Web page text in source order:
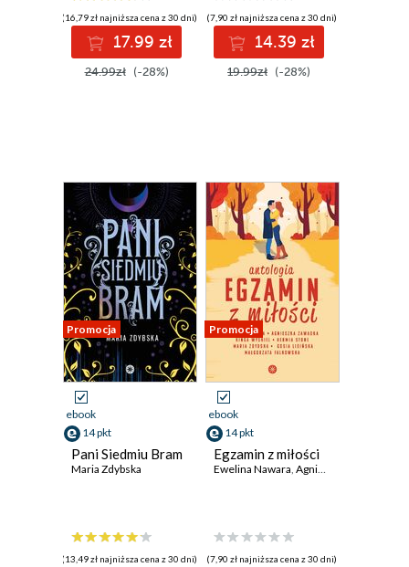
(16,79 zł najniższa cena z 30 dni)
17.99 zł
24.99zł (-28%)
(7,90 zł najniższa cena z 30 dni)
14.39 zł
19.99zł (-28%)
Promocja
ebook
14 pkt
Pani Siedmiu Bram
Maria Zdybska
(13,49 zł najniższa cena z 30 dni)
Promocja
ebook
14 pkt
Egzamin z miłości
Ewelina Nawara, Agnieszka Zawadka
(7,90 zł najniższa cena z 30 dni)